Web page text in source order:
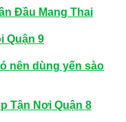
Đầu Mang Thai
Quận 9
nên dùng yến sào
Tận Nơi Quận 8